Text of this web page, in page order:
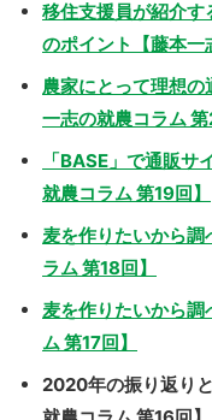
移住支援員が紹介
のポイント【藤本一
農家にとって理想
一志の就農コラム 第
「BASE」で通販
就農コラム 第19回】
麦を作りたいから調
ラム 第18回】
麦を作りたいから調
ム 第17回】
2020年の振り返り